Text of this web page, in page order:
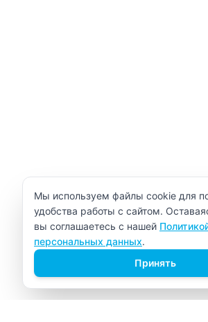
Уведомление об использовании
Мы используем файлы cookie для
удобства работы с сайтом.
вы соглашаетесь с нашей
персональных данных.
Принять